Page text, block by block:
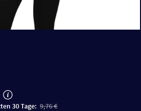
30 Tage: 9,76 €